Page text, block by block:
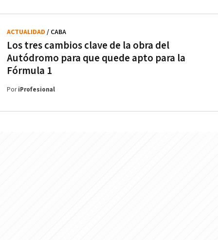
Los tres cambios clave de la obra del
Autódromo para que quede apto para la
Fórmula 1
ACTUALIDAD / CABA
PoriProfesional